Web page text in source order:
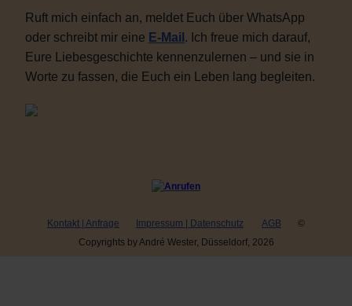
Ruft mich einfach an, meldet Euch über WhatsApp
oder schreibt mir eine E-Mail . Ich freue mich darauf,
Eure Liebesgeschichte kennenzulernen – und sie in
Worte zu fassen, die Euch ein Leben lang begleiten.
Kontakt | Anfrage Impressum | Datenschutz AGB
©
Copyrights by André Wester, Düsseldorf, 2026